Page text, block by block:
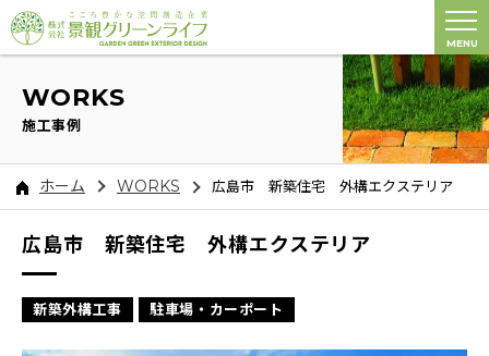
MENU
WORKS
施工事例
ホーム WORKS 広島市 新築住宅 外構エクステリア
広島市 新築住宅 外構エクステリア
新築外構工事 駐車場・カーポート